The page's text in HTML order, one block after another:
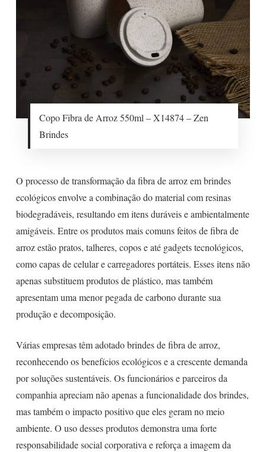
Copo Fibra de Arroz 550ml – X14874 – Zen
Brindes
O processo de transformação da fibra de arroz em brindes
ecológicos envolve a combinação do material com resinas
biodegradáveis, resultando em itens duráveis e ambientalmente
amigáveis. Entre os produtos mais comuns feitos de fibra de
arroz estão pratos, talheres, copos e até gadgets tecnológicos,
como capas de celular e carregadores portáteis. Esses itens não
apenas substituem produtos de plástico, mas também
apresentam uma menor pegada de carbono durante sua
produção e decomposição.
Várias empresas têm adotado brindes de fibra de arroz,
reconhecendo os benefícios ecológicos e a crescente demanda
por soluções sustentáveis. Os funcionários e parceiros da
companhia apreciam não apenas a funcionalidade dos brindes,
mas também o impacto positivo que eles geram no meio
ambiente. O uso desses produtos demonstra uma forte
responsabilidade social corporativa e reforça a imagem da